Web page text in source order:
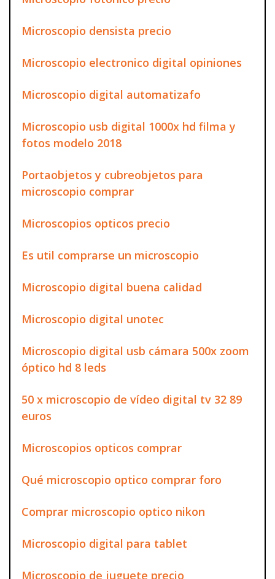
Microscopio densista precio
Microscopio electronico digital opiniones
Microscopio digital automatizafo
Microscopio usb digital 1000x hd filma y
fotos modelo 2018
Portaobjetos y cubreobjetos para
microscopio comprar
Microscopios opticos precio
Es util comprarse un microscopio
Microscopio digital buena calidad
Microscopio digital unotec
Microscopio digital usb cámara 500x zoom
óptico hd 8 leds
50 x microscopio de vídeo digital tv 32 89
euros
Microscopios opticos comprar
Qué microscopio optico comprar foro
Comprar microscopio optico nikon
Microscopio digital para tablet
Microscopio de juguete precio